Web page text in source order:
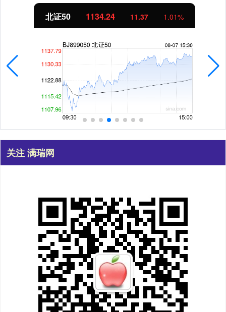
北证50 1134.24 11.37 1.01%
关注 满瑞网